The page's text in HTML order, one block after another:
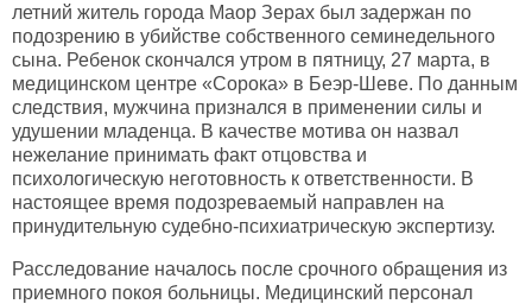
летний житель города Маор Зерах был задержан по
подозрению в убийстве собственного семинедельного
сына. Ребенок скончался утром в пятницу, 27 марта, в
медицинском центре «Сорока» в Беэр-Шеве. По данным
следствия, мужчина признался в применении силы и
удушении младенца. В качестве мотива он назвал
нежелание принимать факт отцовства и
психологическую неготовность к ответственности. В
настоящее время подозреваемый направлен на
принудительную судебно-психиатрическую экспертизу.
Расследование началось после срочного обращения из
приемного покоя больницы. Медицинский персонал